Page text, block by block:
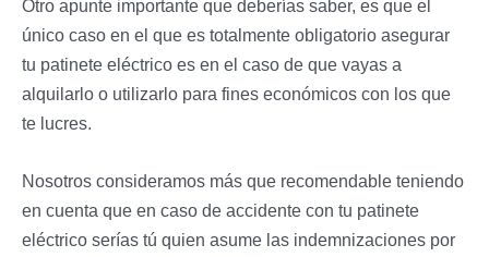
Otro apunte importante que deberías saber, es que el
único caso en el que es totalmente obligatorio asegurar
tu patinete eléctrico es en el caso de que vayas a
alquilarlo o utilizarlo para fines económicos con los que
te lucres.
Nosotros consideramos más que recomendable teniendo
en cuenta que en caso de accidente con tu patinete
eléctrico serías tú quien asume las indemnizaciones por